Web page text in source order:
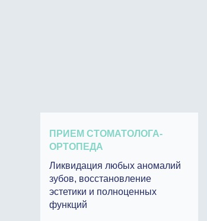
ПРИЕМ СТОМАТОЛОГА-
ОРТОПЕДА
Ликвидация любых аномалий
зубов, восстановление
эстетики и полноценных
функций